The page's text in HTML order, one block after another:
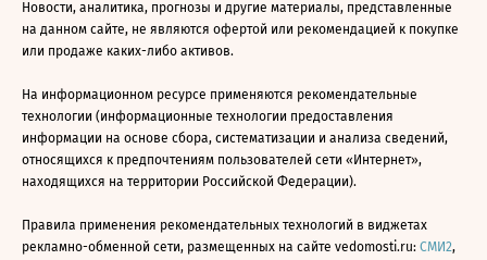
Новости, аналитика, прогнозы и другие материалы, представленные
на данном сайте, не являются офертой или рекомендацией к покупке
или продаже каких-либо активов.
На информационном ресурсе применяются рекомендательные
технологии (информационные технологии предоставления
информации на основе сбора, систематизации и анализа сведений,
относящихся к предпочтениям пользователей сети «Интернет»,
находящихся на территории Российской Федерации).
Правила применения рекомендательных технологий в виджетах
рекламно-обменной сети, размещенных на сайте vedomosti.ru: СМИ2,